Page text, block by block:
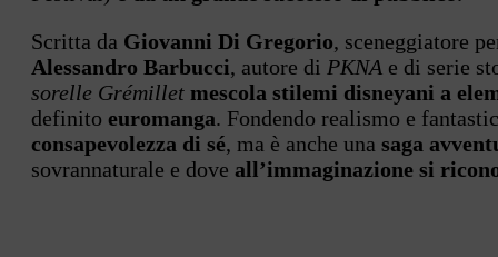
Scritta da Giovanni Di Gregorio, sceneggiatore
Alessandro Barbucci, autore di PKNA e di serie
sorelle Grémillet mescola stilemi disneyani a
definito euromanga. Fondendo realismo e
consapevolezza di sé, ma è anche una saga
sovrannaturale e dove all’immaginazione si